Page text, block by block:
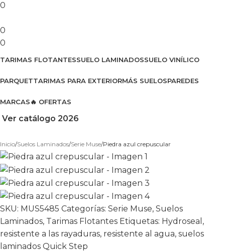
0
0
0
TARIMAS FLOTANTESSUELO LAMINADOSSUELO VINÍLICO
PARQUETTARIMAS PARA EXTERIORMÁS SUELOSPAREDES
MARCAS🔥 OFERTAS
Ver catálogo 2026
Inicio Suelos Laminados Serie Muse Piedra azul crepuscular
SKU: MUS5485 Categorías: Serie Muse, Suelos
Laminados, Tarimas Flotantes Etiquetas: Hydroseal ,
resistente a las rayaduras, resistente al agua, suelos
laminados Quick Step